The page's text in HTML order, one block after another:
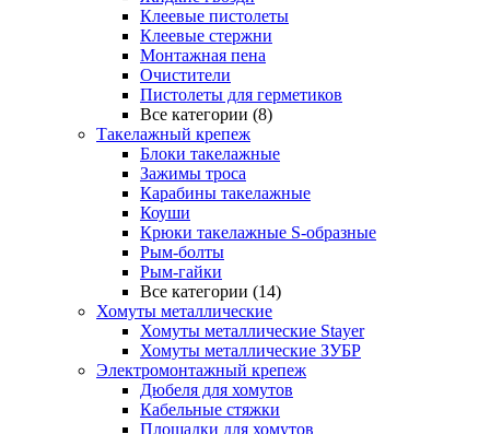
Клеевые пистолеты
Клеевые стержни
Монтажная пена
Очистители
Пистолеты для герметиков
Все категории (8)
Такелажный крепеж
Блоки такелажные
Зажимы троса
Карабины такелажные
Коуши
Крюки такелажные S-образные
Рым-болты
Рым-гайки
Все категории (14)
Хомуты металлические
Хомуты металлические Stayer
Хомуты металлические ЗУБР
Электромонтажный крепеж
Дюбеля для хомутов
Кабельные стяжки
Площадки для хомутов